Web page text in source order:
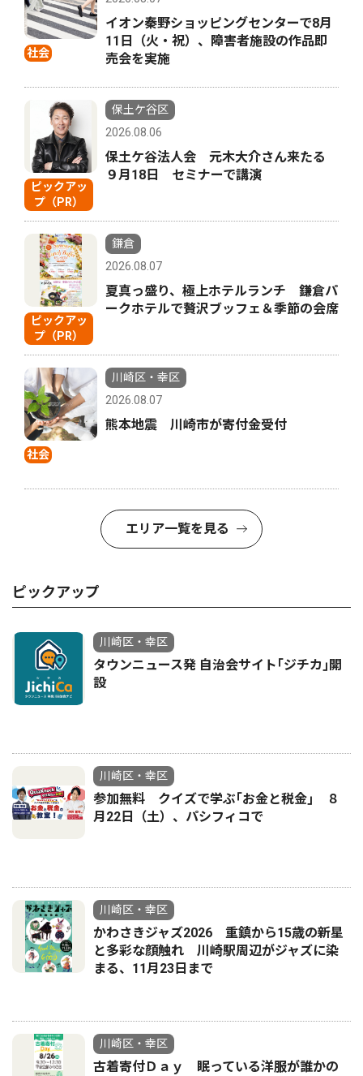
社会
イオン秦野ショッピングセンターで8月
11日（火・祝）、障害者施設の作品即
売会を実施
ピックアッ
プ（PR）
保土ケ谷区
2026.08.06
保土ケ谷法人会 元木大介さん来たる
９月18日 セミナーで講演
ピックアッ
プ（PR）
鎌倉
2026.08.07
夏真っ盛り、極上ホテルランチ 鎌倉パ
ークホテルで贅沢ブッフェ＆季節の会席
社会
川崎区・幸区
2026.08.07
熊本地震 川崎市が寄付金受付
エリア一覧を見る
ピックアップ
川崎区・幸区
タウンニュース発 自治会サイト｢ジチカ｣開
設
川崎区・幸区
参加無料 クイズで学ぶ｢お金と税金｣ ８
月22日（土）、パシフィコで
川崎区・幸区
かわさきジャズ2026 重鎮から15歳の新星
と多彩な顔触れ 川崎駅周辺がジャズに染
まる、11月23日まで
川崎区・幸区
古着寄付Ｄａｙ 眠っている洋服が誰かの